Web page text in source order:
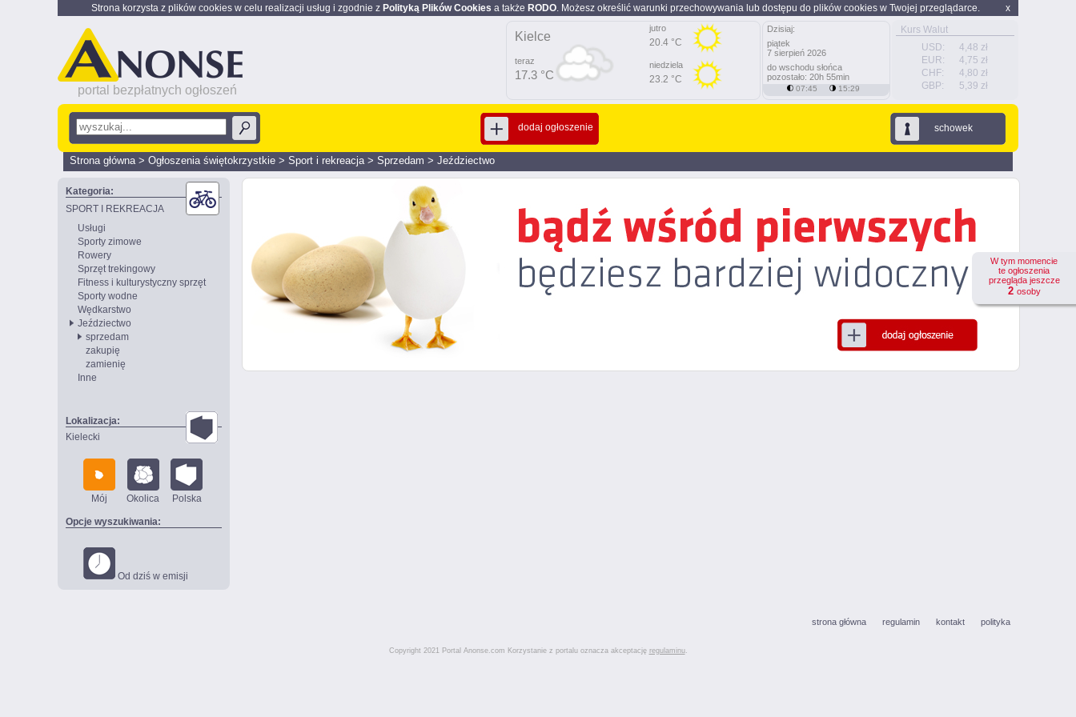
x
Strona korzysta z plików cookies w celu realizacji usług i zgodnie z Polityką Plików Cookies a także RODO. Możesz określić warunki przechowywania lub dostępu do plików cookies w Twojej przeglądarce.
portal bezpłatnych ogłoszeń
Kurs Walut
USD:
4,48 zł
EUR:
4,75 zł
CHF:
4,80 zł
GBP:
5,39 zł
Kielce
teraz
17.3 °C
jutro
20.4 °C
niedziela
23.2 °C
Dzisiaj:
piątek
7 sierpień 2026
do wschodu słońca
pozostało: 20h 55min
07:45 15:29
schowek
dodaj ogłoszenie
Strona główna> Ogłoszenia świętokrzystkie > Sport i rekreacja> Sprzedam > Jeździectwo
Kategoria:
SPORT I REKREACJA
Usługi
Sporty zimowe
Rowery
Sprzęt trekingowy
Fitness i kulturystyczny sprzęt
Sporty wodne
Wędkarstwo
Jeździectwo
sprzedam
zakupię
zamienię
Inne
Lokalizacja:
Kielecki
Mój Okolica Polska
Opcje wyszukiwania:
Od dziś w emisji
W tym momencie
te ogłoszenia
przegląda jeszcze
2 osoby
strona główna regulamin kontakt polityka
Copyright 2021 Portal Anonse.com Korzystanie z portalu oznacza akceptację regulaminu.